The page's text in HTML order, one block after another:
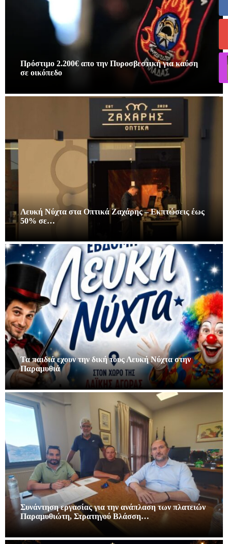
Πρόστιμο 2.200€ απο την Πυροσβεστική για καύση
σε οικόπεδο
Λευκή Νύχτα στα Οπτικά Ζαχάρης – Εκπτώσεις έως
50% σε…
Τα παιδιά εχουν την δική τους Λευκή Νύχτα στην
Παραμυθιά
Συνάντηση εργασίας για την ανάπλαση των πλατειών
Παραμυθιώτη, Στρατηγού Βλάσση…